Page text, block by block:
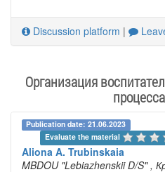
Discussion platform |
Организация
Publication date: 21.06.2023
Evaluate the material
Aliona A. Trubinskaia
MBDOU "Lebiazhenskii D/S" ,